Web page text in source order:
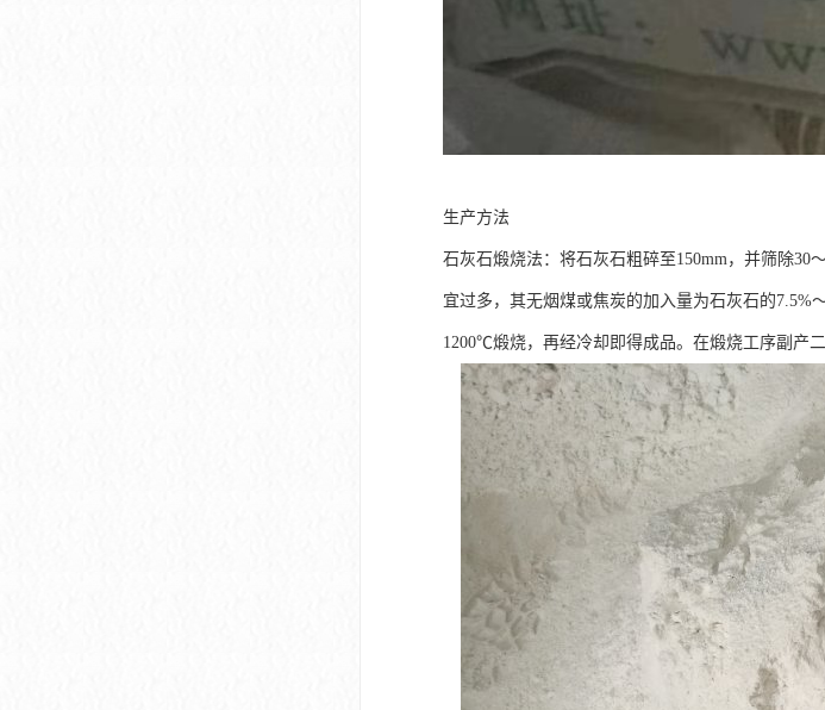
生产方法
石灰石煅烧法：将石灰石粗碎至150mm，并筛除30
宜过多，其无烟煤或焦炭的加入量为石灰石的7.5%
1200℃煅烧，再经冷却即得成品。在煅烧工序副产